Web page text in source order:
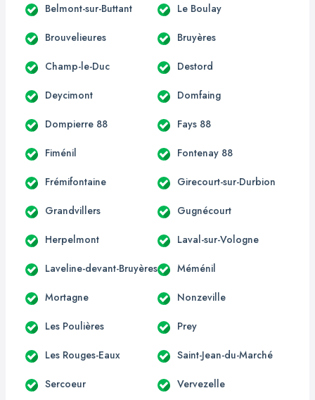
Belmont-sur-Buttant Le Boulay
Brouvelieures Bruyères
Champ-le-Duc Destord
Deycimont Domfaing
Dompierre 88 Fays 88
Fiménil Fontenay 88
Frémifontaine Girecourt-sur-Durbion
Grandvillers Gugnécourt
Herpelmont Laval-sur-Vologne
Laveline-devant-Bruyères Méménil
Mortagne Nonzeville
Les Poulières Prey
Les Rouges-Eaux Saint-Jean-du-Marché
Sercoeur Vervezelle